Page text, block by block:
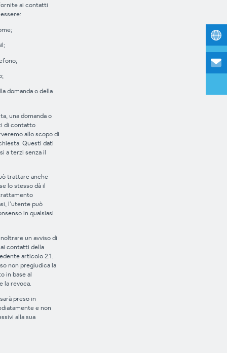
ai contatti
domanda o della
una domanda o
di contatto
allo scopo di
Questi dati
a terzi senza il
trattare anche
lo stesso dà il
l’utente può
in qualsiasi
un avviso di
contatti della
articolo 2.1.
non pregiudica la
in base al
la revoca.
preso in
e non
alla sua